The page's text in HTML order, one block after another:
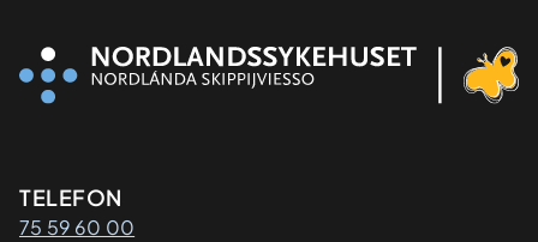
Kontaktinformasjon
TELEFON
75 59 60 00